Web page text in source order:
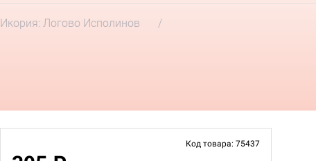
Икория: Логово Исполинов
Код товара: 75437